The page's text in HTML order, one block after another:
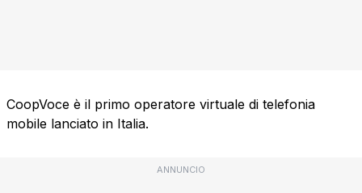
CoopVoce è il primo operatore virtuale di telefonia
mobile lanciato in Italia.
ANNUNCIO